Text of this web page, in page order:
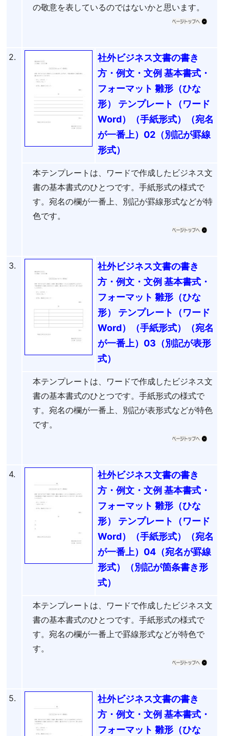
の敬意を表しているのではないかと思います。
2.
社外ビジネス文書の書き
方・例文・文例 基本書式・
フォーマット 雛形（ひな
形） テンプレート（ワード
Word）（手紙形式）（宛名
が一番上）02（別記が罫線
形式）
本テンプレートは、ワードで作成したビジネス文
書の基本書式のひとつです。手紙形式の様式で
す。宛名の欄が一番上、別記が罫線形式などが特
色です。
3.
社外ビジネス文書の書き
方・例文・文例 基本書式・
フォーマット 雛形（ひな
形） テンプレート（ワード
Word）（手紙形式）（宛名
が一番上）03（別記が表形
式）
本テンプレートは、ワードで作成したビジネス文
書の基本書式のひとつです。手紙形式の様式で
す。宛名の欄が一番上、別記が表形式などが特色
です。
4.
社外ビジネス文書の書き
方・例文・文例 基本書式・
フォーマット 雛形（ひな
形） テンプレート（ワード
Word）（手紙形式）（宛名
が一番上）04（宛名が罫線
形式）（別記が箇条書き形
式）
本テンプレートは、ワードで作成したビジネス文
書の基本書式のひとつです。手紙形式の様式で
す。宛名の欄が一番上で罫線形式などが特色で
す。
5.
社外ビジネス文書の書き
方・例文・文例 基本書式・
フォーマット 雛形（ひな